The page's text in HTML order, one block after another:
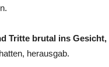
Tritte brutal ins Gesicht,
herausgab.